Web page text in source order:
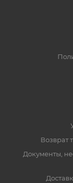
Возврат
Документы,